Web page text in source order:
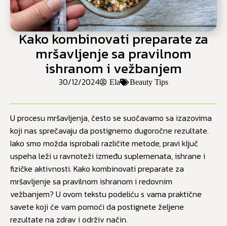
Kako kombinovati preparate za
mršavljenje sa pravilnom
ishranom i vežbanjem
30/12/2024 Ela Beauty Tips
U procesu mršavljenja, često se suočavamo sa izazovima
koji nas sprečavaju da postignemo dugoročne rezultate.
Iako smo možda isprobali različite metode, pravi ključ
uspeha leži u ravnoteži između suplemenata, ishrane i
fizičke aktivnosti. Kako kombinovati preparate za
mršavljenje sa pravilnom ishranom i redovnim
vežbanjem? U ovom tekstu podeliću s vama praktične
savete koji će vam pomoći da postignete željene
rezultate na zdrav i održiv način.